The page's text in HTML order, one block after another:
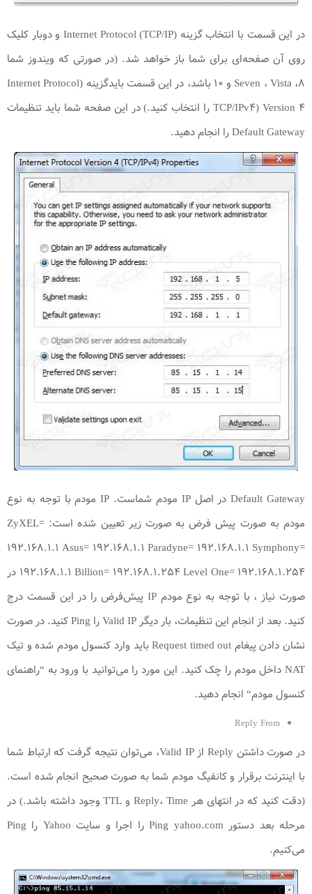
در این قسمت با انتخاب گزینه (Internet Protocol (TCP/IP و دوبار کلیک
روی آن صفحه‌ای برای شما باز خواهد شد. (در صورتی که ویندوز شما
Seven ، Vista ،۸ و ۱۰ ‌باشد، در این قسمت بایدگزینه (Internet Protocol
Version ۴ (TCP/IPv۴ را انتخاب کنید.) در این صفحه شما باید تنظیمات
Default Gateway را انجام دهید.
Default Gateway در اصل IP مودم شماست. IP مودم با توجه به نوع
مودم به صورت پیش فرض به صورت زیر تعیین شده است: ZyXEL=
۱۹۲.۱۶۸.۱.۱ Asus= ۱۹۲.۱۶۸.۱.۱ Paradyne= ۱۹۲.۱۶۸.۱.۱ Symphony=
۱۹۲.۱۶۸.۱.۱ Billion= ۱۹۲.۱۶۸.۱.۲۵۴ Level One= ۱۹۲.۱۶۸.۱.۲۵۴ در
صورت نیاز ، با توجه به نوع مودم IP پیش‌فرض را در این قسمت درج
کنید. بعد از انجام این تنظیمات، بار دیگر Valid IP را Ping کنید. در صورت
نشان دادن پیغام Request timed out باید وارد کنسول مودم شده و تیک
NAT داخل مودم را چک کنید. این مورد را می‌توانید با ورود به “راهنمای
کنسول مودم“ انجام دهید.
Reply From
در صورت داشتن Reply از Valid IP، می‌توان نتیجه گرفت که ارتباط شما
با اینترنت برقرار و کانفیگ مودم شما به صورت صحیح انجام شده است.
(دقت کنید که در انتهای هر Reply، Time و TTL وجود داشته باشد.) در
مرحله بعد دستور Ping yahoo.com را اجرا و سایت Yahoo را Ping
می‌کنیم.